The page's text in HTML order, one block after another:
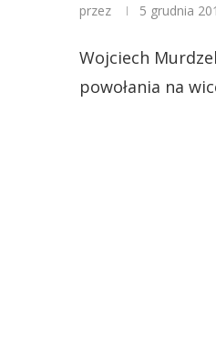
przez 5 grudnia
Wojciech
powołania na